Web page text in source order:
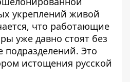
укреплений живой
что работающие
уже давно стоят без
подразделений. Это
истощения русской